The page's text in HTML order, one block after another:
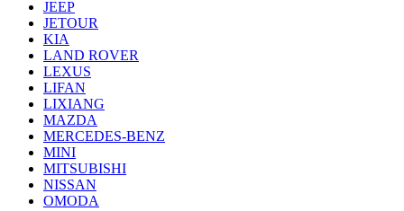
JEEP
JETOUR
KIA
LAND ROVER
LEXUS
LIFAN
LIXIANG
MAZDA
MERCEDES-BENZ
MINI
MITSUBISHI
NISSAN
OMODA